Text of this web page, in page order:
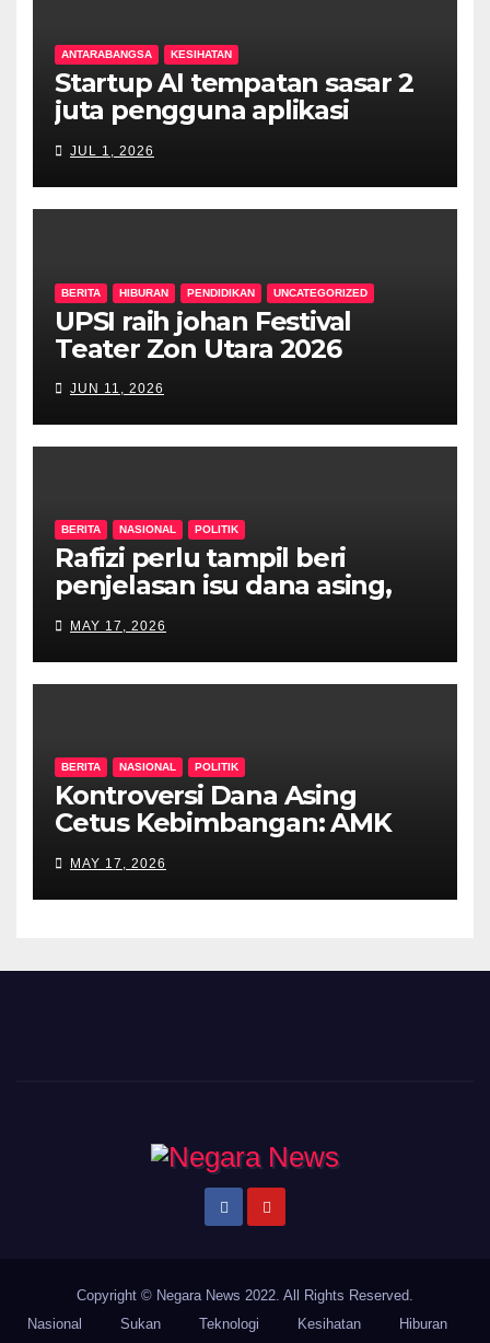
ANTARABANGSA KESIHATAN
Startup AI tempatan sasar 2
juta pengguna aplikasi
dalam tempoh setahun
JUL 1, 2026
BERITA HIBURAN PENDIDIKAN UNCATEGORIZED
UPSI raih johan Festival
Teater Zon Utara 2026
JUN 11, 2026
BERITA NASIONAL POLITIK
Rafizi perlu tampil beri
penjelasan isu dana asing,
MAY 17, 2026
BERITA NASIONAL POLITIK
Kontroversi Dana Asing
Cetus Kebimbangan: AMK
MAY 17, 2026
Copyright © Negara News 2022. All Rights Reserved.
Nasional
Sukan Teknologi Kesihatan Hiburan